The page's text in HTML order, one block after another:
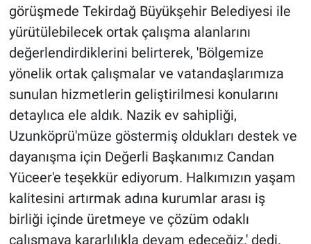
görüşmede Tekirdağ Büyükşehir Belediyesi ile
yürütülebilecek ortak çalışma alanlarını
değerlendirdiklerini belirterek, 'Bölgemize
yönelik ortak çalışmalar ve vatandaşlarımıza
sunulan hizmetlerin geliştirilmesi konularını
detaylıca ele aldık. Nazik ev sahipliği,
Uzunköprü'müze göstermiş oldukları destek ve
dayanışma için Değerli Başkanımız Candan
Yüceer'e teşekkür ediyorum. Halkımızın yaşam
kalitesini artırmak adına kurumlar arası iş
birliği içinde üretmeye ve çözüm odaklı
çalışmaya kararlılıkla devam edeceğiz.' dedi.